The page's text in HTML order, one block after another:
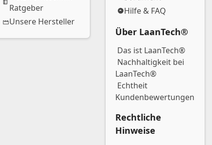
Ratgeber
Unsere Hersteller
Hilfe & FAQ
Über LaanTech®
Das ist LaanTech®
Nachhaltigkeit bei
LaanTech®
Echtheit
Kundenbewertungen
Rechtliche
Hinweise